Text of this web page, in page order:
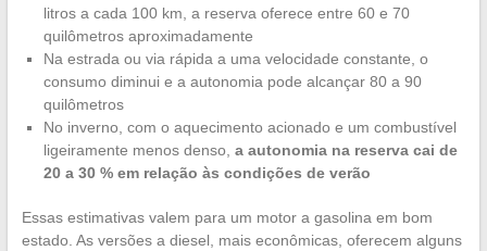
litros a cada 100 km, a reserva oferece entre 60 e 70
quilômetros aproximadamente
Na estrada ou via rápida a uma velocidade constante, o
consumo diminui e a autonomia pode alcançar 80 a 90
quilômetros
No inverno, com o aquecimento acionado e um combustível
ligeiramente menos denso, a autonomia na reserva cai de
20 a 30 % em relação às condições de verão
Essas estimativas valem para um motor a gasolina em bom
estado. As versões a diesel, mais econômicas, oferecem alguns